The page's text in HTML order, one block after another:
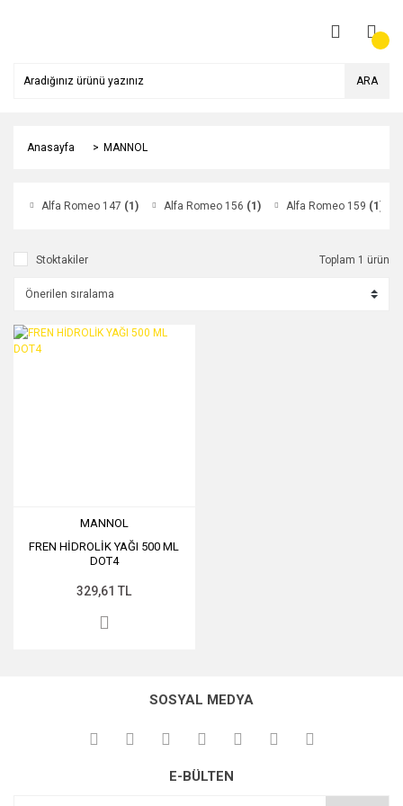
ARA
Anasayfa MANNOL
Alfa Romeo 147 (1) Alfa Romeo 156 (1) Alfa Romeo 159 (1)
Stoktakiler Toplam 1 ürün
MANNOL
FREN HİDROLİK YAĞI 500 ML
DOT4
329,61 TL
SOSYAL MEDYA
E-BÜLTEN